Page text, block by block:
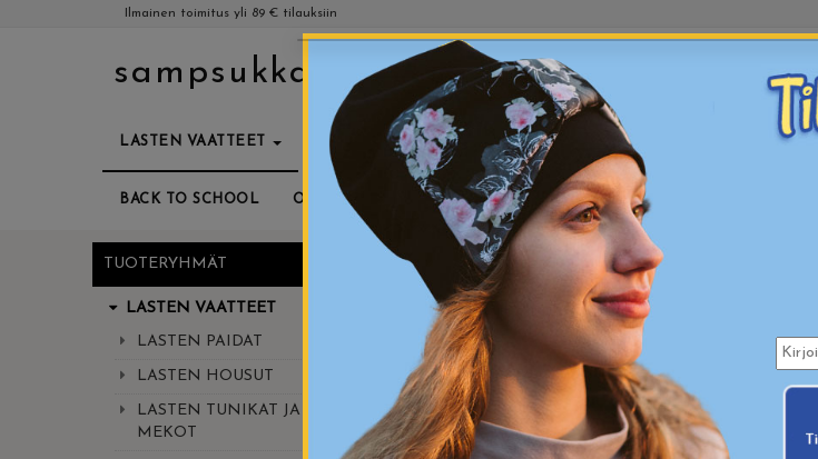
Ilmainen toimitus yli 89 € tilauksiin
sampsukka
LASTEN VAATTEET AIKUISTEN VAATTEET KANKAAT
BACK TO SCHOOL OUTLET
TUOTERYHMÄT
LASTEN VAATTEET
LASTEN PAIDAT
LASTEN HOUSUT
LASTEN TUNIKAT JA
MEKOT
PEHMOISET MERINOVILLAHAALARIT
Sampsukan ihanan pehmoiset lasten
merinovillahaalareissa on mukava olla, kun eivät kutita.
« Takaisin Etusivu LASTEN VAATTEET